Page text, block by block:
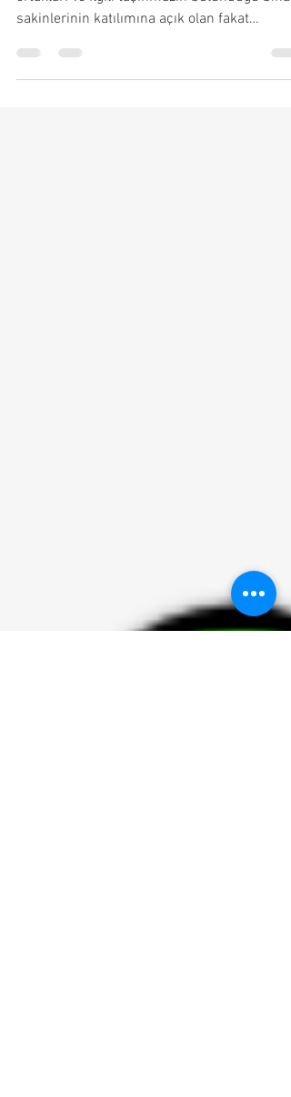
Arsa
8 Aralık Cuma günü daha önce sadece ORBİR
ortakları ve ilgili taşınmazın bulunduğu bina